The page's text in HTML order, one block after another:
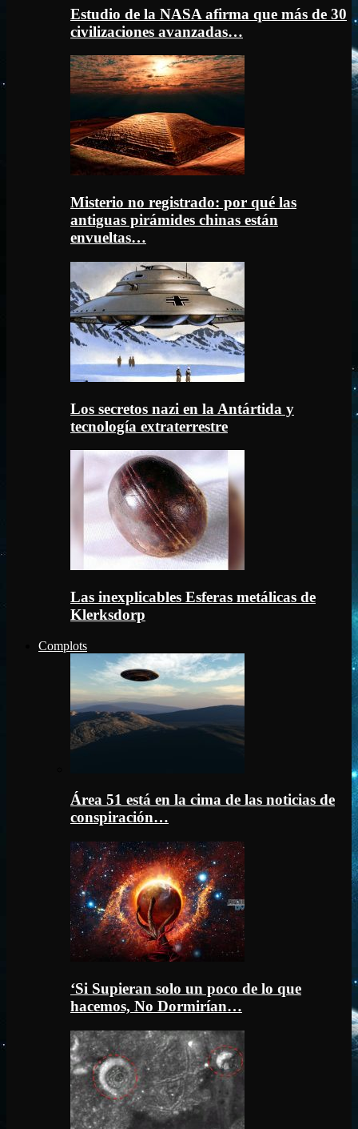
Estudio de la NASA afirma que más de 30
civilizaciones avanzadas…
Misterio no registrado: por qué las
antiguas pirámides chinas están
envueltas…
Los secretos nazi en la Antártida y
tecnología extraterrestre
Las inexplicables Esferas metálicas de
Klerksdorp
Complots
Área 51 está en la cima de las noticias de
conspiración…
‘Si Supieran solo un poco de lo que
hacemos, No Dormirían…